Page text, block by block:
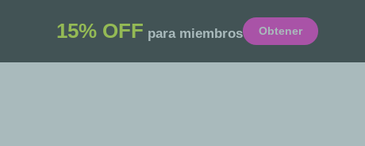
15% OFF para miembros Obtener